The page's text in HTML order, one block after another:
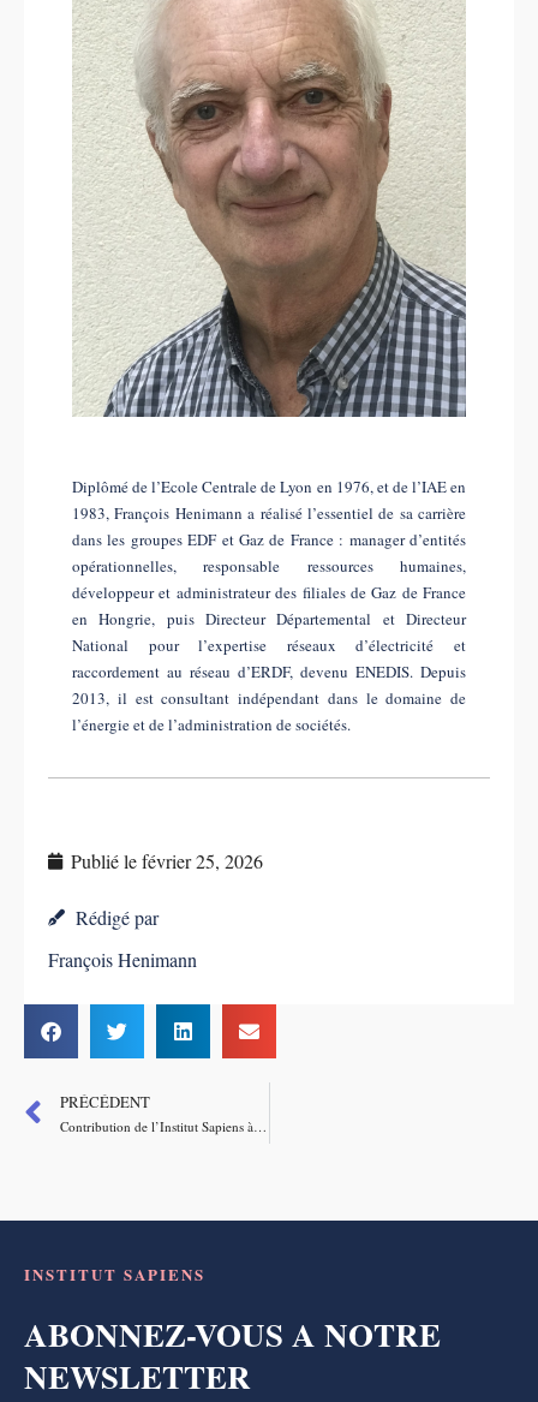
Diplômé de l’Ecole Centrale de Lyon en 1976, et de l’IAE en
1983, François Henimann a réalisé l’essentiel de sa carrière
dans les groupes EDF et Gaz de France : manager d’entités
opérationnelles, responsable ressources humaines,
développeur et administrateur des filiales de Gaz de France
en Hongrie, puis Directeur Départemental et Directeur
National pour l’expertise réseaux d’électricité et
raccordement au réseau d’ERDF, devenu ENEDIS. Depuis
2013, il est consultant indépendant dans le domaine de
l’énergie et de l’administration de sociétés.
Publié lefévrier 25, 2026
Rédigé par
François Henimann
PRÉCÉDENT
Contribution de l’Institut Sapiens à la mission parlementaire sur le prix de l’électricité, la compétitivité des entreprises et l’action de l’Etat
INSTITUT SAPIENS
ABONNEZ-VOUS A NOTRE
NEWSLETTER